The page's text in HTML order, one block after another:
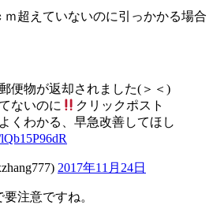
ｍ超えていないのに引っかかる場合
便物が返却されました(＞＜)
ないのに
クリックポスト
くわかる、早急改善してほし
2017年11月24日
注意ですね。